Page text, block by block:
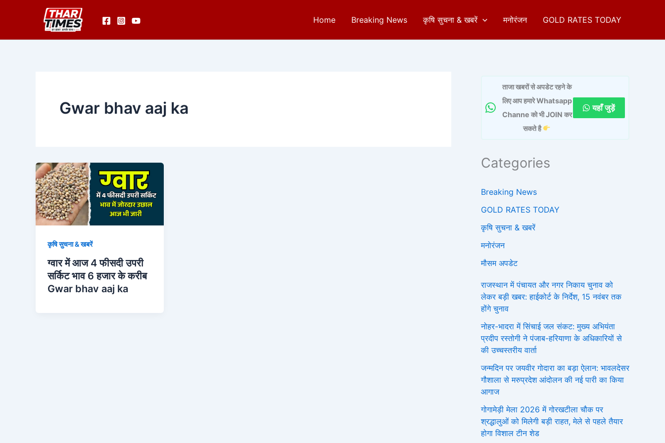
Home Breaking News कृषि सुचना & खबरें मनोरंजन GOLD RATES TODAY
Gwar bhav aaj ka
कृषि सुचना & खबरें
ग्वार में आज 4 फीसदी उपरी
सर्किट भाव 6 हजार के करीब
Gwar bhav aaj ka
ताजा खबरों से अपडेट रहने के
लिए आप हमारे Whatsapp
Channe को भी JOIN कर
सकते है
यहाँ जुड़ें
Categories
Breaking News
GOLD RATES TODAY
कृषि सुचना & खबरें
मनोरंजन
मौसम अपडेट
राजस्थान में पंचायत और नगर निकाय चुनाव को
लेकर बड़ी खबर: हाईकोर्ट के निर्देश, 15 नवंबर तक
होंगे चुनाव
नोहर-भादरा में सिंचाई जल संकट: मुख्य अभियंता
प्रदीप रस्तोगी ने पंजाब-हरियाणा के अधिकारियों से
की उच्चस्तरीय वार्ता
जन्मदिन पर जयवीर गोदारा का बड़ा ऐलान: भावलदेसर
गौशाला से मरुप्रदेश आंदोलन की नई पारी का किया
आगाज
गोगामेड़ी मेला 2026 में गोरखटीला चौक पर
श्रद्धालुओं को मिलेगी बड़ी राहत, मेले से पहले तैयार
होगा विशाल टीन शेड